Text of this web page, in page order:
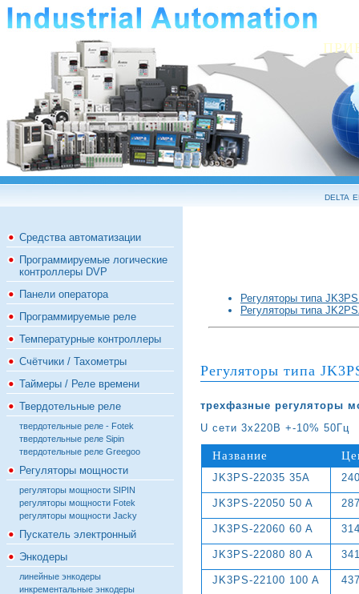
delta
Средства автоматизации
Программируемые логические
контроллеры DVP
Панели оператора
Программируемые реле
Температурные контроллеры
Счётчики / Тахометры
Таймеры / Реле времени
Твердотельные реле
твердотельные реле - Fotek
твердотельные реле Sipin
твердотельные реле Greegoo
Регуляторы мощности
регуляторы мощности SIPIN
регуляторы мощности Fotek
регуляторы мощности Jacky
Пускатель электронный
Энкодеры
линейные энкодеры
инкрементальные энкодеры
Регуляторы типа
Регуляторы типа
Регуляторы типа
трехфазные регуляторы
U сети 3х220В +-10% 50Гц
Название
JK3PS-22035 35A
JK3PS-22050 50 A
JK3PS-22060 60 A
JK3PS-22080 80 A
JK3PS-22100 100 A